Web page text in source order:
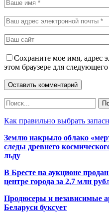
Сохраните мое имя, адрес
этом браузере для
Как правильно выбрать
Землю накрыло облако
следы древнего
льду
В Бресте на аукционе
центре города за 2,7 млн
Продюсеры и независимые
Беларуси буксует